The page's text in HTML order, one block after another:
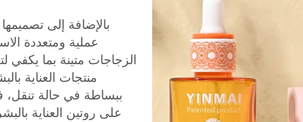
بالإضافة إلى
عملية ومتعددة
الزجاجات متينة بما
منتجات العناية
ببساطة في حالة تنقل،
على روتين العناية